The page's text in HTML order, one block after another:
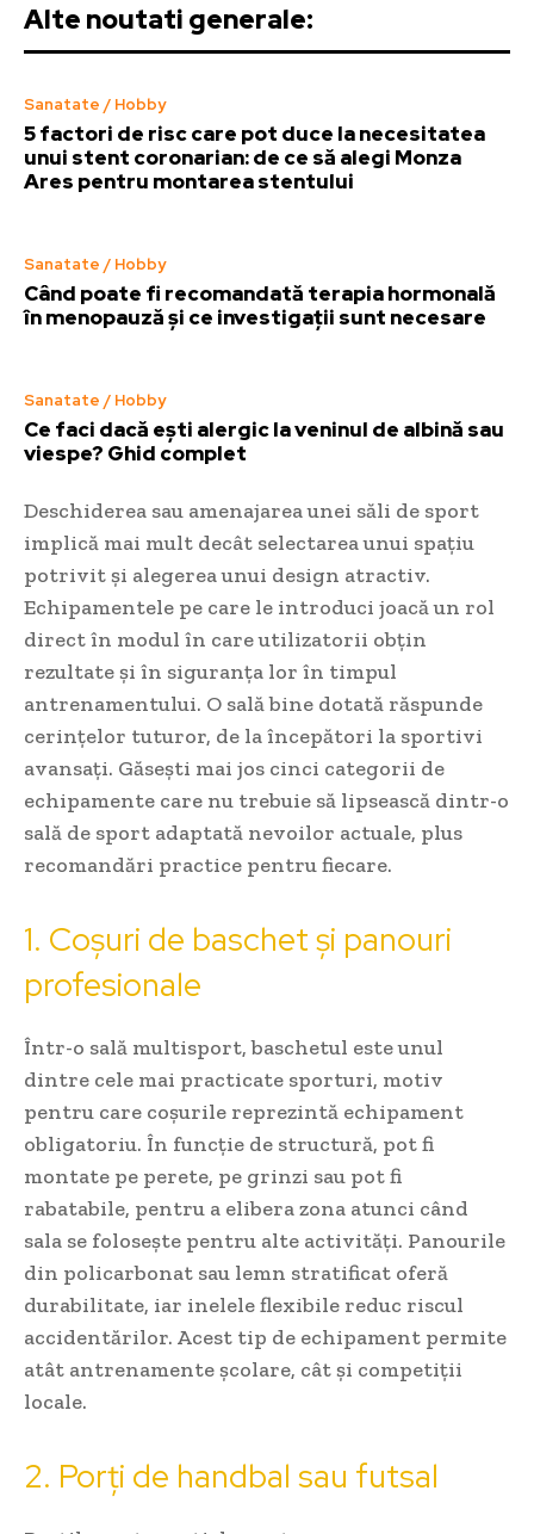
Alte noutati generale:
Sanatate / Hobby
5 factori de risc care pot duce la necesitatea
unui stent coronarian: de ce să alegi Monza
Ares pentru montarea stentului
Sanatate / Hobby
Când poate fi recomandată terapia hormonală
în menopauză și ce investigații sunt necesare
Sanatate / Hobby
Ce faci dacă ești alergic la veninul de albină sau
viespe? Ghid complet
Deschiderea sau amenajarea unei săli de sport
implică mai mult decât selectarea unui spațiu
potrivit și alegerea unui design atractiv.
Echipamentele pe care le introduci joacă un rol
direct în modul în care utilizatorii obțin
rezultate și în siguranța lor în timpul
antrenamentului. O sală bine dotată răspunde
cerințelor tuturor, de la începători la sportivi
avansați. Găsești mai jos cinci categorii de
echipamente care nu trebuie să lipsească dintr-o
sală de sport adaptată nevoilor actuale, plus
recomandări practice pentru fiecare.
1. Coșuri de baschet și panouri
profesionale
Într-o sală multisport, baschetul este unul
dintre cele mai practicate sporturi, motiv
pentru care coșurile reprezintă echipament
obligatoriu. În funcție de structură, pot fi
montate pe perete, pe grinzi sau pot fi
rabatabile, pentru a elibera zona atunci când
sala se folosește pentru alte activități. Panourile
din policarbonat sau lemn stratificat oferă
durabilitate, iar inelele flexibile reduc riscul
accidentărilor. Acest tip de echipament permite
atât antrenamente școlare, cât și competiții
locale.
2. Porți de handbal sau futsal